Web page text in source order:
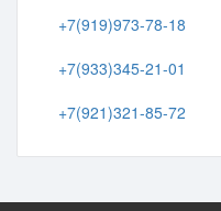
+7(919)973-78-18
+7(933)345-21-01
+7(921)321-85-72